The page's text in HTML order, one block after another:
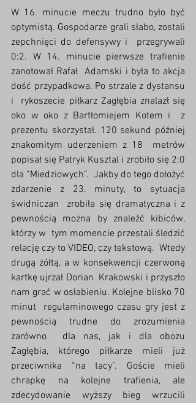
W 16. minucie meczu trudno było być
optymistą. Gospodarze grali słabo, zostali
zepchnięci do defensywy i  przegrywali
0:2. W 14. minucie pierwsze trafienie
zanotował Rafał  Adamski i była to akcja
dość przypadkowa. Po strzale z dystansu
i  rykoszecie piłkarz Zagłębia znalazł się
oko w oko z Bartłomiejem Kotem i  z
prezentu skorzystał. 120 sekund później
znakomitym uderzeniem z 18  metrów
popisał się Patryk Kusztal i zrobiło się 2:0
dla “Miedziowych”.  Jakby do tego dołożyć
zdarzenie z 23. minuty, to sytuacja
świdniczan  zrobiła się dramatyczna i z
pewnością można by znaleźć kibiców,
którzy w  tym momencie przestali śledzić
relację czy to VIDEO, czy tekstową.  Wtedy
drugą żółtą, a w konsekwencji czerwoną
kartkę ujrzał Dorian  Krakowski i przyszło
nam grać w osłabieniu. Kolejne blisko 70
minut  regulaminowego czasu gry jest z
pewnością trudne do zrozumienia
zarówno  dla nas, jak i dla obozu
Zagłębia, którego piłkarze mieli już
przeciwnika “na tacy”. Goście mieli
chrapkę na kolejne trafienia, ale
zdecydowanie wyższy bieg wrzucili